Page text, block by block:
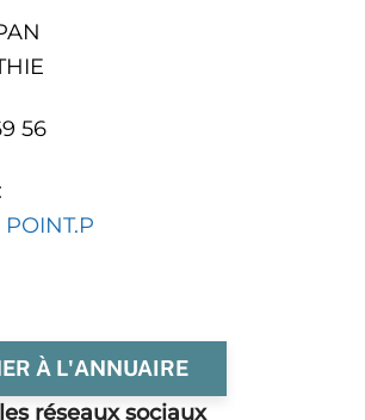
56
À L'ANNUAIRE
réseaux sociaux